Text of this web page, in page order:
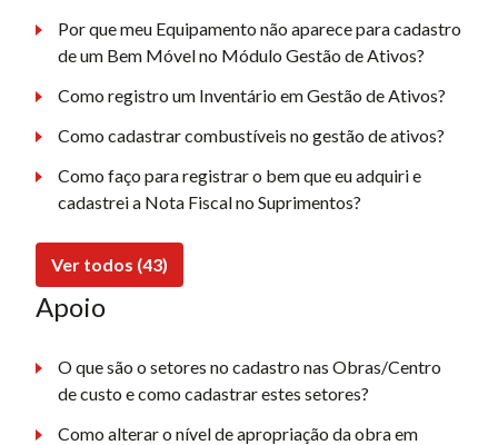
Por que meu Equipamento não aparece para cadastro
de um Bem Móvel no Módulo Gestão de Ativos?
Como registro um Inventário em Gestão de Ativos?
Como cadastrar combustíveis no gestão de ativos?
Como faço para registrar o bem que eu adquiri e
cadastrei a Nota Fiscal no Suprimentos?
Ver todos (43)
Apoio
O que são o setores no cadastro nas Obras/Centro
de custo e como cadastrar estes setores?
Como alterar o nível de apropriação da obra em